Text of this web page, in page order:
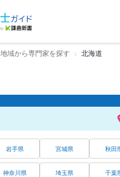
地域から専門家を探す 北海道
岩手県 宮城県 秋田
神奈川県 埼玉県 千葉